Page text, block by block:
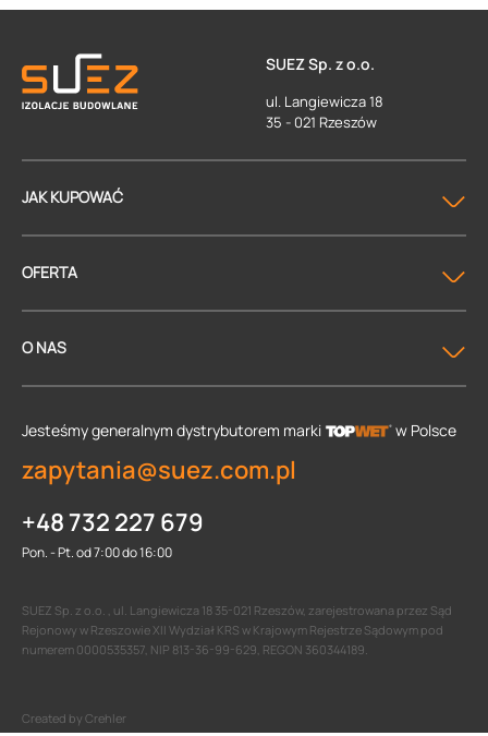
SUEZ Sp. z o.o.
ul. Langiewicza 18
35 - 021 Rzeszów
JAK KUPOWAĆ
OFERTA
O NAS
Jesteśmy generalnym dystrybutorem marki w Polsce
zapytania@suez.com.pl
+48 732 227 679
Pon. - Pt. od 7:00 do 16:00
SUEZ Sp. z o.o. , ul. Langiewicza 18 35-021 Rzeszów, zarejestrowana przez Sąd
Rejonowy w Rzeszowie XII Wydział KRS w Krajowym Rejestrze Sądowym pod
numerem 0000535357, NIP 813-36-99-629, REGON 360344189.
Created by Crehler